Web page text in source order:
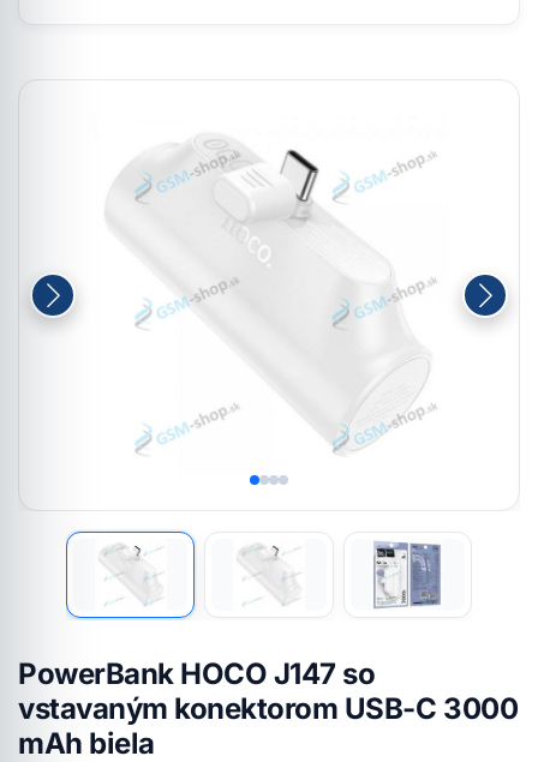
PowerBank HOCO J147 so
vstavaným konektorom USB-C 3000
mAh biela